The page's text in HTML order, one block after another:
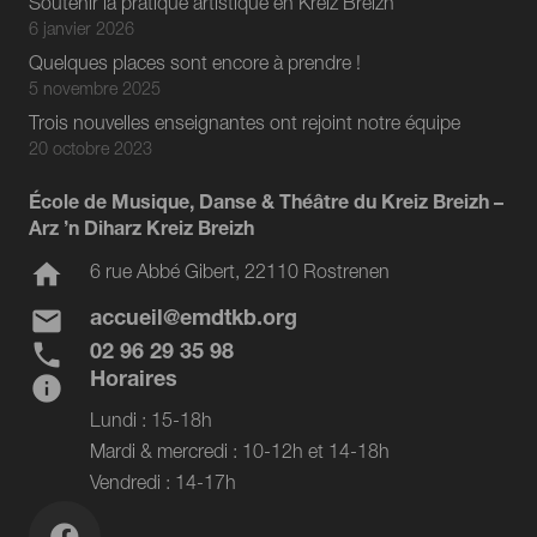
Soutenir la pratique artistique en Kreiz Breizh
6 janvier 2026
Quelques places sont encore à prendre !
5 novembre 2025
Trois nouvelles enseignantes ont rejoint notre équipe
20 octobre 2023
École de Musique, Danse & Théâtre du Kreiz Breizh –
Arz ’n Diharz Kreiz Breizh
home 6 rue Abbé Gibert, 22110 Rostrenen
mail accueil@emdtkb.org
phone 02 96 29 35 98
info Horaires
Lundi : 15-18h
Mardi & mercredi : 10-12h et 14-18h
Vendredi : 14-17h